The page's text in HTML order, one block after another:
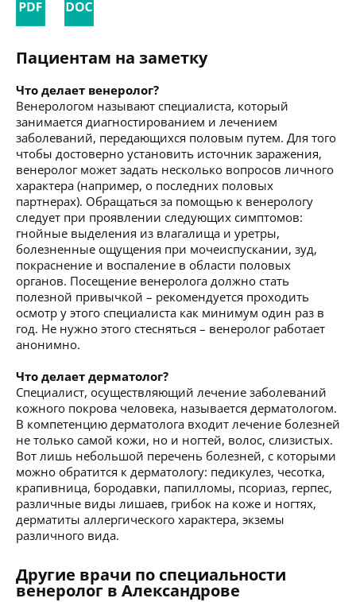
Пациентам на заметку
Что делает венеролог?
Венерологом называют специалиста, который
занимается диагностированием и лечением
заболеваний, передающихся половым путем. Для того
чтобы достоверно установить источник заражения,
венеролог может задать несколько вопросов личного
характера (например, о последних половых
партнерах). Обращаться за помощью к венерологу
следует при проявлении следующих симптомов:
гнойные выделения из влагалища и уретры,
болезненные ощущения при мочеиспускании, зуд,
покраснение и воспаление в области половых
органов. Посещение венеролога должно стать
полезной привычкой – рекомендуется проходить
осмотр у этого специалиста как минимум один раз в
год. Не нужно этого стесняться – венеролог работает
анонимно.
Что делает дерматолог?
Специалист, осуществляющий лечение заболеваний
кожного покрова человека, называется дерматологом.
В компетенцию дерматолога входит лечение болезней
не только самой кожи, но и ногтей, волос, слизистых.
Вот лишь небольшой перечень болезней, с которыми
можно обратится к дерматологу: педикулез, чесотка,
крапивница, бородавки, папилломы, псориаз, герпес,
различные виды лишаев, грибок на коже и ногтях,
дерматиты аллергического характера, экземы
различного вида.
Другие врачи по специальности
венеролог в Александрове